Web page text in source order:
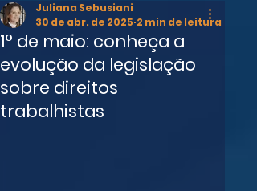
1° de maio: conheça a
evolução da legislação
sobre direitos
trabalhistas
Juliana Sebusiani
30 de abr. de 2025 2 min de leitura